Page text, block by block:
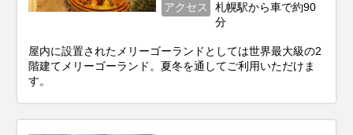
アクセス
札幌駅から車で約90
分
屋内に設置されたメリーゴーランドとしては世界最大級の2
階建てメリーゴーランド。夏冬を通してご利用いただけま
す。